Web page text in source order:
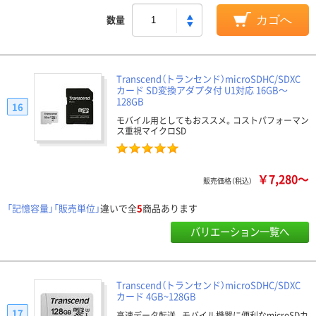
数量 カゴへ
Transcend（トランセンド）microSDHC/SDXC
カード SD変換アダプタ付 U1対応 16GB～
128GB
モバイル用としてもおススメ。コストパフォーマン
ス重視マイクロSD
16
販売価格（税込） ￥7,280～
「記憶容量」「販売単位」違いで全5商品あります
バリエーション一覧へ
Transcend（トランセンド）microSDHC/SDXC
カード 4GB~128GB
17